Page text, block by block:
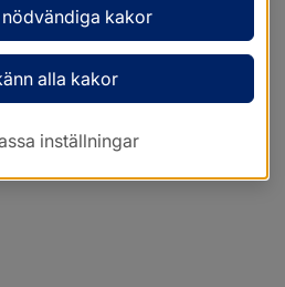
kakor
alla kakor
inställningar